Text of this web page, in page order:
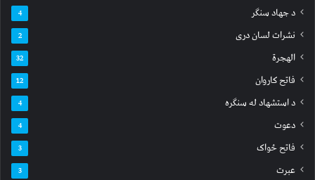
د جهاد سنګر 4
نشرات لسان دری 2
الهجرة 32
فاتح کاروان 12
د استشهاد له سنګره 4
دعوت 4
فاتح ځواک 3
عبرت 3